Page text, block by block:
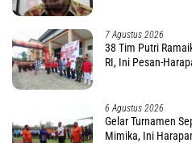
7 Agustus 2026
38 Tim Putri
RI, Ini Pesan-
6 Agustus 2026
Gelar Turnamen
Mimika, Ini